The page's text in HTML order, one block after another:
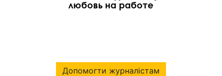
любовь на работе
Допомогти журналістам